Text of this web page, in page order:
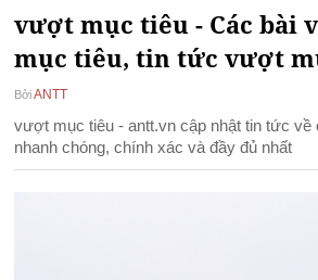
vượt mục tiêu - Các bài
mục tiêu, tin tức vượt
Bởi ANTT
vượt mục tiêu - antt.vn cập nhật tin tức
nhanh chóng, chính xác và đầy đủ nhất